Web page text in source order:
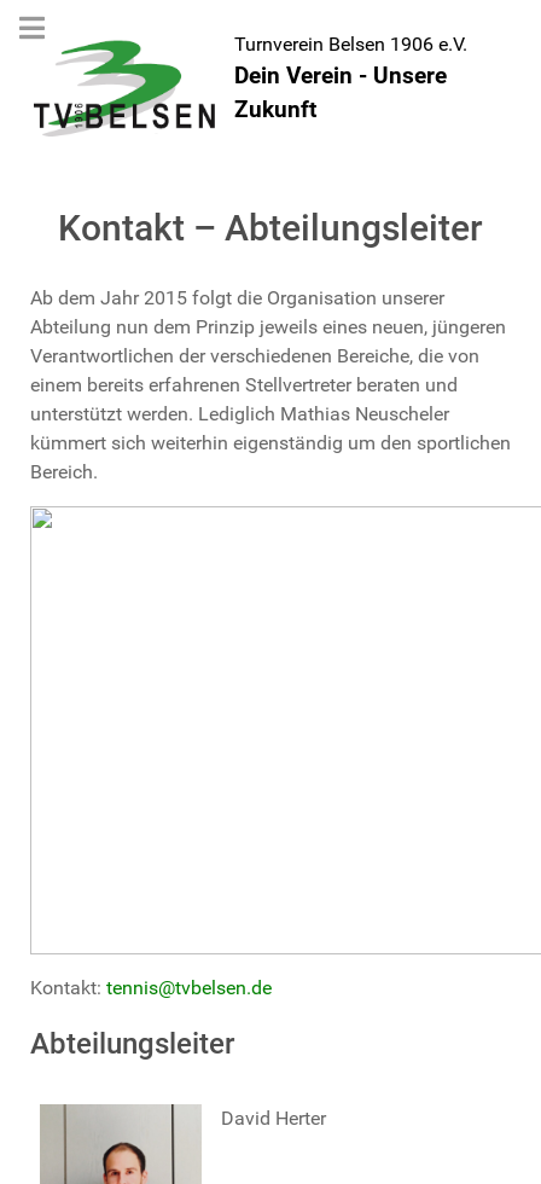
Turnverein Belsen 1906 e.V.
Dein Verein - Unsere
Zukunft
Kontakt – Abteilungsleiter
Ab dem Jahr 2015 folgt die Organisation unserer
Abteilung nun dem Prinzip jeweils eines neuen, jüngeren
Verantwortlichen der verschiedenen Bereiche, die von
einem bereits erfahrenen Stellvertreter beraten und
unterstützt werden. Lediglich Mathias Neuscheler
kümmert sich weiterhin eigenständig um den sportlichen
Bereich.
Kontakt: tennis@tvbelsen.de
Abteilungsleiter
David Herter